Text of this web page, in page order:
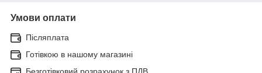
Умови оплати
Післяплата
Готівкою в нашому магазині
Безготівковий розрахунок з ПДВ